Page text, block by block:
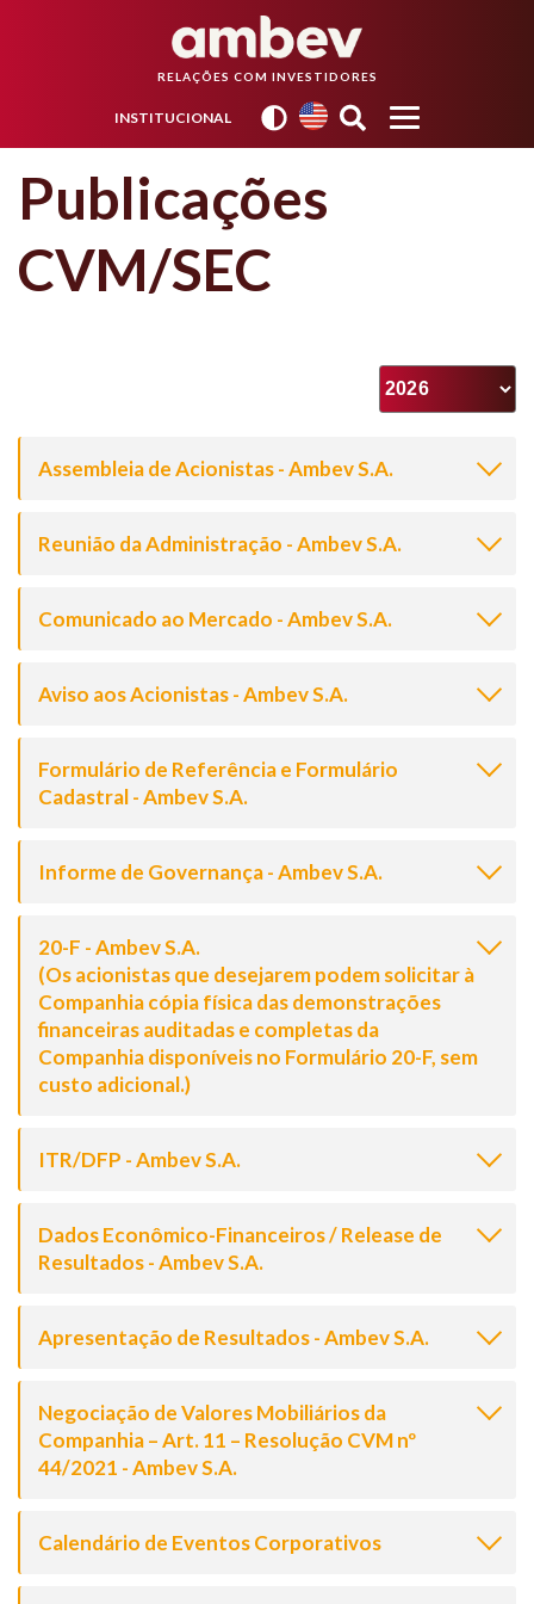
RELAÇÕES COM INVESTIDORES
INSTITUCIONAL
Publicações
CVM/SEC
Assembleia de Acionistas - Ambev S.A.
Reunião da Administração - Ambev S.A.
Comunicado ao Mercado - Ambev S.A.
Aviso aos Acionistas - Ambev S.A.
Formulário de Referência e Formulário
Cadastral - Ambev S.A.
Informe de Governança - Ambev S.A.
20-F - Ambev S.A.
(Os acionistas que desejarem podem solicitar à
Companhia cópia física das demonstrações
financeiras auditadas e completas da
Companhia disponíveis no Formulário 20-F, sem
custo adicional.)
ITR/DFP - Ambev S.A.
Dados Econômico-Financeiros / Release de
Resultados - Ambev S.A.
Apresentação de Resultados - Ambev S.A.
Negociação de Valores Mobiliários da
Companhia – Art. 11 – Resolução CVM nº
44/2021 - Ambev S.A.
Calendário de Eventos Corporativos